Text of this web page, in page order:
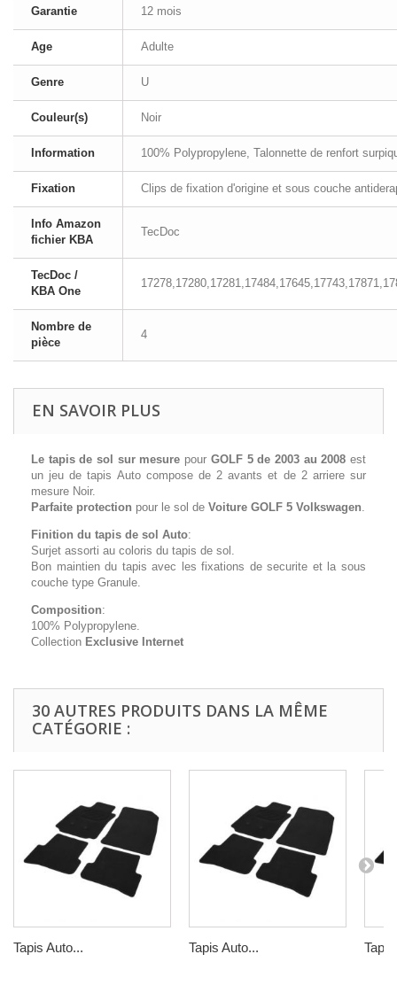
Garantie 12 mois
Age Adulte
Genre U
Couleur(s) Noir
Information 100% Polypropylene, Talonnette de renfort
Fixation Clips de fixation d'origine et sous couche
Info Amazon
fichier KBA
TecDoc
TecDoc /
KBA One
Nombre de
pièce
4
EN SAVOIR PLUS
Le tapis de sol sur mesure pour GOLF 5 de 2003 au 2008 est
un jeu de tapis Auto compose de 2 avants et de 2 arriere sur
mesure Noir.
Parfaite protection pour le sol de Voiture GOLF 5 Volkswagen.
Finition du tapis de sol Auto:
Surjet assorti au coloris du tapis de sol.
Bon maintien du tapis avec les fixations de securite et la sous
couche type Granule.
Composition:
100% Polypropylene.
Collection Exclusive Internet
30 AUTRES PRODUITS DANS LA MÊME
CATÉGORIE :
Tapis Auto... Tapis Auto...